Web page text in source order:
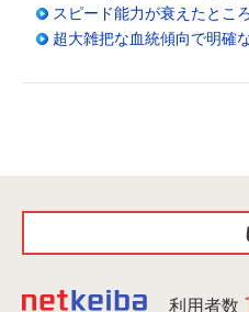
スピード能力が衰えたとこ
超大雑把な血統傾向で明確
利用者数